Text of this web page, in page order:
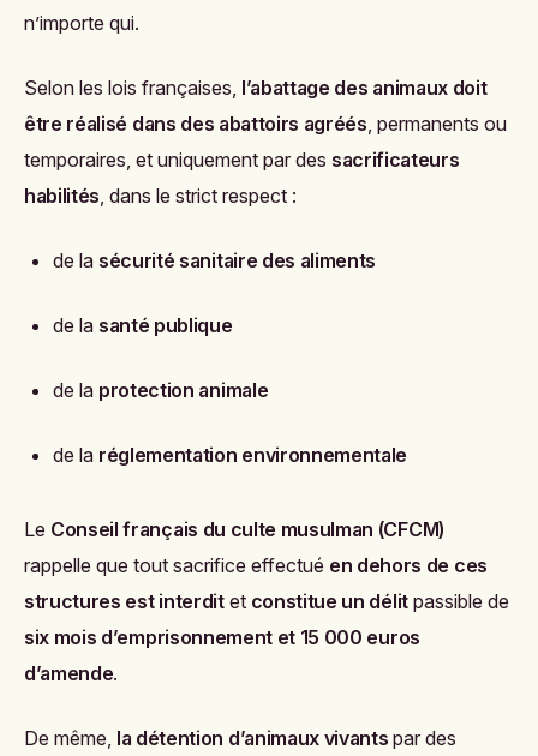
n’importe qui.
Selon les lois françaises, l’abattage des animaux doit
être réalisé dans des abattoirs agréés , permanents ou
temporaires, et uniquement par des sacrificateurs
habilités , dans le strict respect :
de la sécurité sanitaire des aliments
de la santé publique
de la protection animale
de la réglementation environnementale
Le Conseil français du culte musulman (CFCM)
rappelle que tout sacrifice effectué en dehors de ces
structures est interditet constitue un délitpassible de
six mois d’emprisonnement et 15 000 euros
d’amende.
De même, la détention d’animaux vivants par des